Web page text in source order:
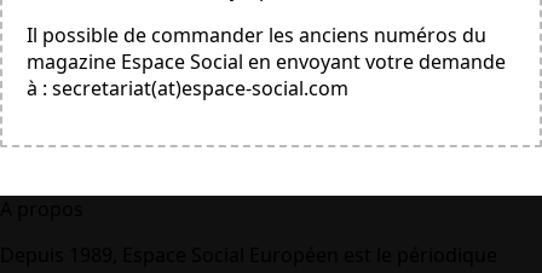
Il possible de commander les anciens numéros du
magazine Espace Social en envoyant votre demande
à : secretariat(at)espace-social.com